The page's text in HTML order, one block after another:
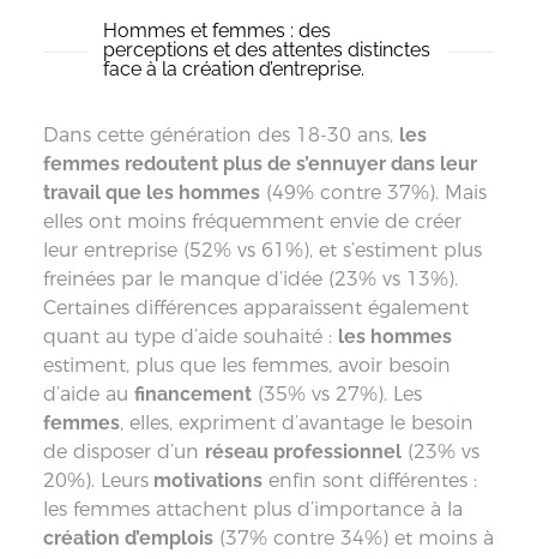
Hommes et femmes : des
perceptions et des attentes distinctes
face à la création d’entreprise.
Dans cette génération des 18-30 ans, les
femmes redoutent plus de s’ennuyer dans leur
travail que les hommes(49% contre 37%). Mais
elles ont moins fréquemment envie de créer
leur entreprise (52% vs 61%), et s’estiment plus
freinées par le manque d’idée (23% vs 13%).
Certaines différences apparaissent également
quant au type d’aide souhaité : les hommes
estiment, plus que les femmes, avoir besoin
d’aide au financement(35% vs 27%). Les
femmes, elles, expriment d’avantage le besoin
de disposer d’un réseau professionnel(23% vs
20%). Leursmotivationsenfin sont différentes :
les femmes attachent plus d’importance à la
création d’emplois(37% contre 34%) et moins à